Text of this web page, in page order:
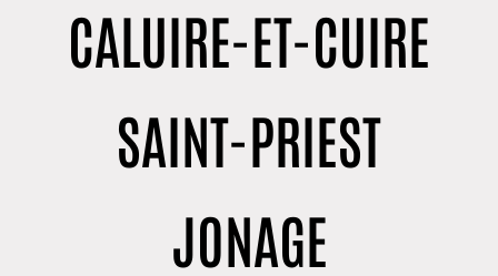
CALUIRE-ET-CUIRE
SAINT-PRIEST
JONAGE